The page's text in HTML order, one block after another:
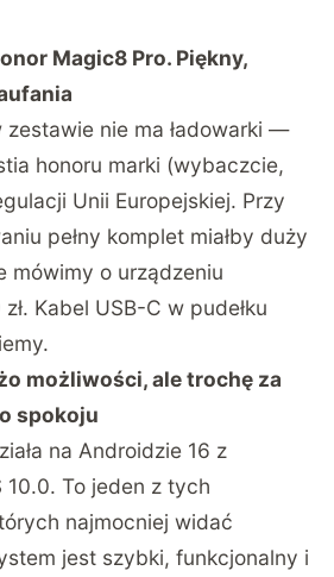
Magic8 Pro. Piękny,
zestawie nie ma ładowarki —
honoru marki (wybaczcie,
Unii Europejskiej. Przy
pełny komplet miałby duży
mówimy o urządzeniu
Kabel USB-C w pudełku
możliwości, ale trochę za
spokoju
na Androidzie 16 z
10.0. To jeden z tych
najmocniej widać
jest szybki, funkcjonalny i